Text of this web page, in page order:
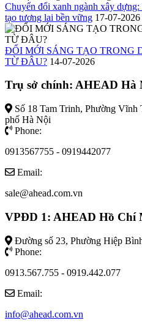
Chuyển đổi xanh ngành xây
tạo tương lai bền vững 17-07-2026
ĐỔI MỚI SÁNG TẠO TRONG
TỪ ĐÂU? 14-07-2026
Trụ sở chính: AHEAD Hà
Số 18 Tam Trinh, Phường
phố Hà Nội
Phone:
0913567755 - 0919442077
Email:
sale@ahead.com.vn
VPĐD 1: AHEAD Hồ Chí
Đường số 23, Phường Hiệp
Phone:
0913.567.755 - 0919.442.077
Email:
info@ahead.com.vn